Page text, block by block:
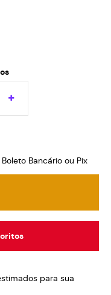
Boleto Bancário ou Pix
para sua